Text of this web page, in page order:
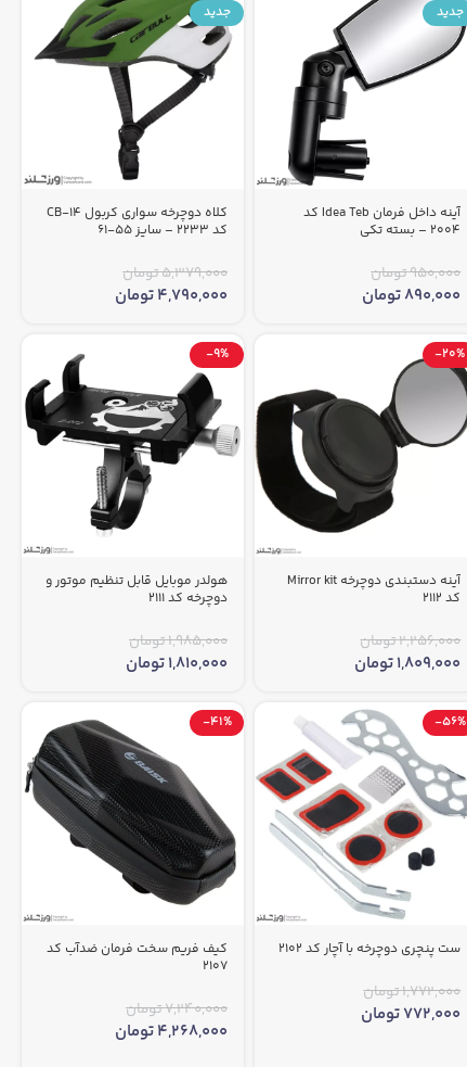
جدید
آینه داخل فرمان Idea Teb کد
2004 – بسته تکی
950,000تومان
890,000تومان
جدید
کلاه دوچرخه سواری کربول CB-14
کد 2233 – سایز 55-61
5,379,000تومان
4,790,000تومان
-20%
آینه دستبندی دوچرخه Mirror kit
کد 2112
2,256,000تومان
1,809,000تومان
-9%
هولدر موبایل قابل تنظیم موتور و
دوچرخه کد 2111
1,985,000تومان
1,810,000تومان
-56%
ست پنچری دوچرخه با آچار کد 2102
1,772,000تومان
772,000تومان
-41%
کیف فریم سخت فرمان ضدآب کد
2107
7,240,000تومان
4,268,000تومان